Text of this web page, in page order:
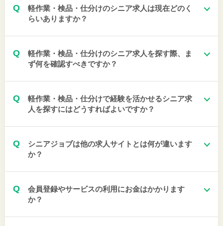
Q
軽作業・検品・仕分けのシニア求人は現在どのく
らいありますか？
Q
軽作業・検品・仕分けのシニア求人を探す際、ま
ず何を確認すべきですか？
Q
軽作業・検品・仕分けで経験を活かせるシニア求
人を探すにはどうすればよいですか？
Q
シニアジョブは他の求人サイトとは何が違います
か？
Q
会員登録やサービスの利用にお金はかかります
か？